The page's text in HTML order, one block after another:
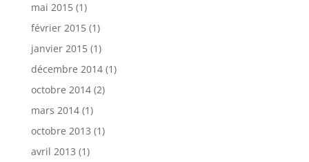
mai 2015(1)
février 2015(1)
janvier 2015(1)
décembre 2014(1)
octobre 2014(2)
mars 2014(1)
octobre 2013 (1)
avril 2013 (1)